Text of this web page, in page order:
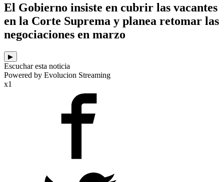
El Gobierno insiste en cubrir las vacantes
en la Corte Suprema y planea retomar las
negociaciones en marzo
▶
Escuchar esta noticia
Powered by Evolucion Streaming
x1